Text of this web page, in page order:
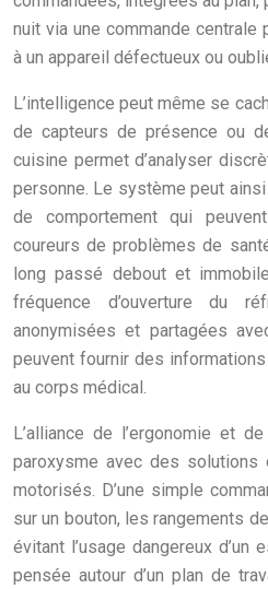
nuit via une commande
à un appareil défectueux ou
L’intelligence peut même se
de capteurs de présence ou
cuisine permet d’analyser
personne. Le système peut
de comportement qui
coureurs de problèmes de
long passé debout et
fréquence d’ouverture du
anonymisées et partagées
peuvent fournir des
au corps médical.
L’alliance de l’ergonomie et
paroxysme avec des solutions
motorisés. D’une simple
sur un bouton, les rangements
évitant l’usage dangereux d’un
pensée autour d’un plan de